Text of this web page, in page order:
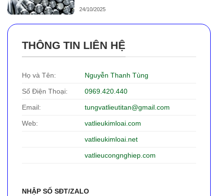
24/10/2025
THÔNG TIN LIÊN HỆ
Họ và Tên: Nguyễn Thanh Tùng
Số Điện Thoại: 0969.420.440
Email: tungvatlieutitan@gmail.com
Web: vatlieukimloai.com
vatlieukimloai.net
vatlieucongnghiep.com
NHẬP SỐ SĐT/ZALO